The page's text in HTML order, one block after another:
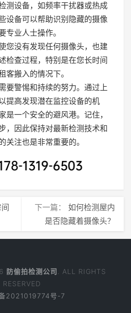
测设备，如频率干扰器或热成
设备可以帮助识别隐藏的摄像
专业人士操作。
您没有发现任何摄像头，也建
检查过程，特别是在您长时间
客搬入的情况下。
要警惕和持续的努力。通过上
提高发现潜在监控设备的机
是一个安全的避风港。记住，
，因此保持对最新检测技术和
关注也是非常重要的。
下一篇： 如何检测屋内
是否隐藏着摄像头？
防偷拍检测公司 . ALL RIGHTS
RESERVED
2021019774号-7